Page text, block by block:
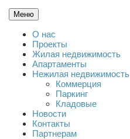
Меню
О нас
Проекты
Жилая недвижимость
Апартаменты
Нежилая недвижимость
Коммерция
Паркинг
Кладовые
Новости
Контакты
Партнерам